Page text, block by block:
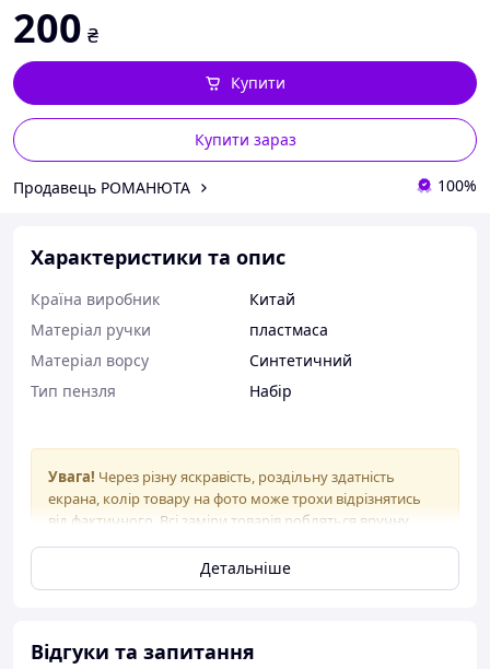
200 ₴
Купити зараз
Купити
Продавець РОМАНЮТА 100%
Характеристики та опис
Країна виробник
Китай
Матеріал ручки
пластмаса
Матеріал ворсу
Синтетичний
Тип пензля
Набір
Увага! Через різну яскравість, роздільну здатність
екрана, колір товару на фото може трохи відрізнятись
від фактичного. Всі заміри товарів робляться вручну,
тому допустимо незначне відхилення розміру. Дякуємо
Матеріал ворсу - нейлон
Детальніше
Відгуки та запитання